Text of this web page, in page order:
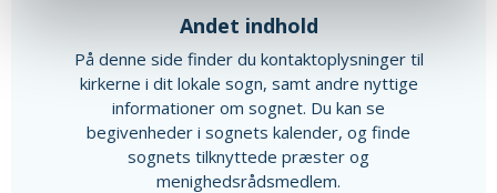
Andet indhold
På denne side finder du kontaktoplysninger til
kirkerne i dit lokale sogn, samt andre nyttige
informationer om sognet. Du kan se
begivenheder i sognets kalender, og finde
sognets tilknyttede præster og
menighedsrådsmedlem.